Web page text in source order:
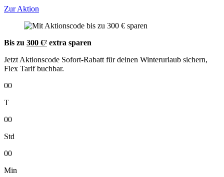
Zur Aktion
Bis zu 300 €² extra sparen
Jetzt Aktionscode Sofort-Rabatt für deinen Winterurlaub sichern,
Flex Tarif buchbar.
00
T
00
Std
00
Min